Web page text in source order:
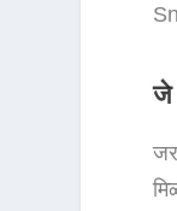
जे